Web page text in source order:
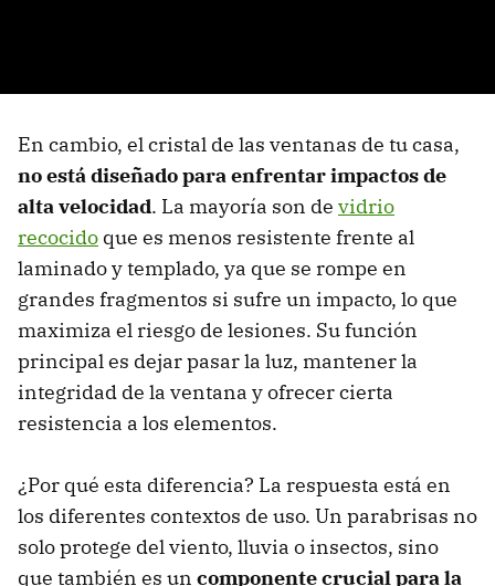
En cambio, el cristal de las ventanas de tu casa,
no está diseñado para enfrentar impactos de
alta velocidad. La mayoría son de vidrio
recocido que es menos resistente frente al
laminado y templado, ya que se rompe en
grandes fragmentos si sufre un impacto, lo que
maximiza el riesgo de lesiones. Su función
principal es dejar pasar la luz, mantener la
integridad de la ventana y ofrecer cierta
resistencia a los elementos.
¿Por qué esta diferencia? La respuesta está en
los diferentes contextos de uso. Un parabrisas no
solo protege del viento, lluvia o insectos, sino
que también es un componente crucial para la